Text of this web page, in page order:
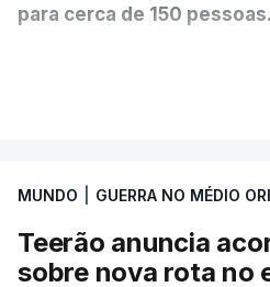
para cerca de 150 pessoas.
que já colaborou com a
americana em projetos no
nomeadamente no Iraque.
MUNDO GUERRA NO MÉDIO
Teerão anuncia
sobre nova rota no